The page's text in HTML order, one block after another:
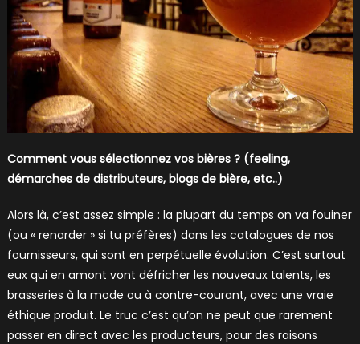
Comment vous sélectionnez vos bières ? (feeling,
démarches de distributeurs, blogs de bière, etc..)
Alors là, c’est assez simple : la plupart du temps on va fouiner
(ou « renarder » si tu préfères) dans les catalogues de nos
fournisseurs, qui sont en perpétuelle évolution. C’est surtout
eux qui en amont vont défricher les nouveaux talents, les
brasseries à la mode ou à contre-courant, avec une vraie
éthique produit. Le truc c’est qu’on ne peut que rarement
passer en direct avec les producteurs, pour des raisons